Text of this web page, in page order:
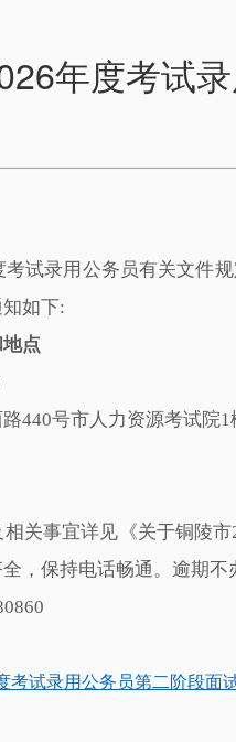
年度考试
考试录用公务员有关文件
如下:
点
440号市人力资源考试院
关事宜详见《关于铜陵
，保持电话畅通。逾期
考试录用公务员第二阶段面